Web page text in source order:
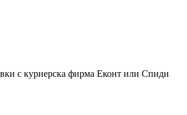
с куриерска фирма Еконт или Спиди